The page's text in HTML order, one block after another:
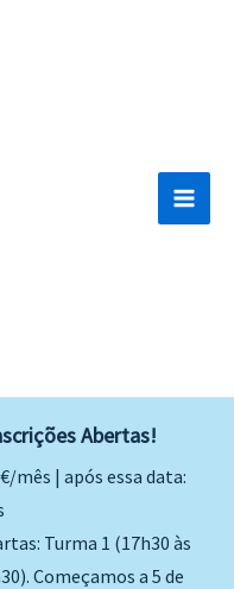
Abertas!
mês | após essa data:
Turma 1 (17h30 às
Começamos a 5 de